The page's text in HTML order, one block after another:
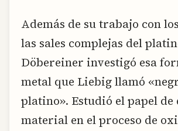
Además de su trabajo con
las sales complejas del
Döbereiner investigó esa
metal que Liebig llamó
platino». Estudió el papel de
material en el proceso de